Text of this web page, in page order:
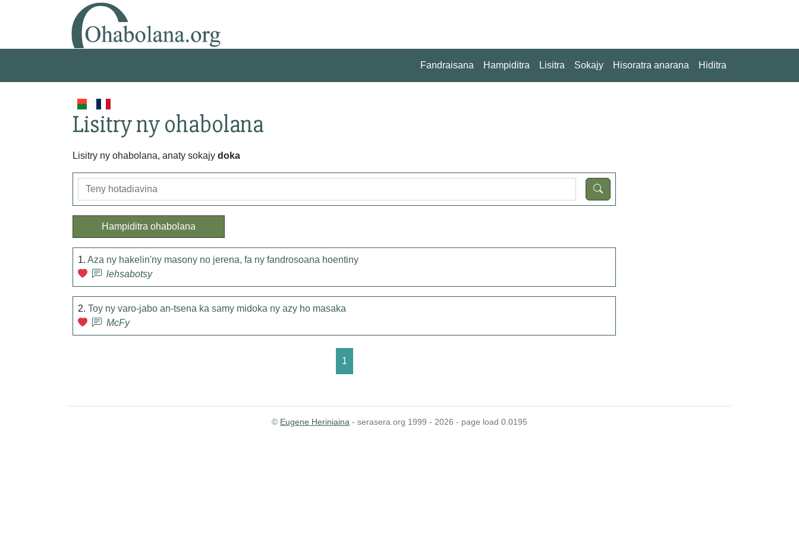
Fandraisana Hampiditra Lisitra Sokajy Hisoratra anarana Hiditra
Lisitry ny ohabolana
Lisitry ny ohabolana, anaty sokajy doka
Hampiditra ohabolana
1. Aza ny hakelin'ny masony no jerena, fa ny fandrosoana hoentiny
lehsabotsy
2. Toy ny varo-jabo an-tsena ka samy midoka ny azy ho masaka
McFy
1
© Eugene Heriniaina - serasera.org 1999 - 2026 - page load 0.0195